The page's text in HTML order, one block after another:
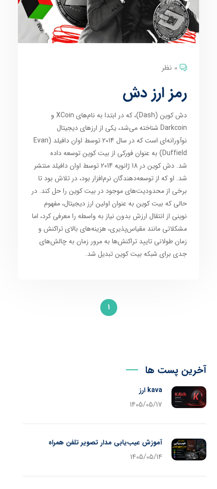
0 نظر
رمز ارز دش
دش کوین (Dash)، که در ابتدا به نام‌های XCoin و
Darkcoin شناخته می‌شد، یکی از ارزهای دیجیتال
نوآورانه‌ای است که در سال 2014 توسط اوان دافیلد (Evan
Duffield) به عنوان فورکی از بیت کوین توسعه داده
شد. دش کوین در 18 ژانویه 2014 توسط اوان دافیلد منتشر
شد. او که از توسعه‌دهندگان نرم‌افزار بود، در تلاش بود تا
برخی از محدودیت‌های موجود در بیت کوین را حل کند. در
حالی که بیت کوین به عنوان اولین ارز دیجیتال، مفهوم
نوینی از انتقال ارزش بدون نیاز به واسطه را معرفی کرد، اما
مشکلاتی مانند مقیاس‌پذیری، هزینه‌های بالای تراکنش و
زمان طولانی تایید تراکنش‌ها به مرور زمان به چالش‌های
جدی برای شبکه بیت کوین تبدیل شد.
1
آخرین پست ها
kava ارز
1405/05/17
آموزش عیب‌یابی مدار تصویر تلفن همراه
1405/05/14